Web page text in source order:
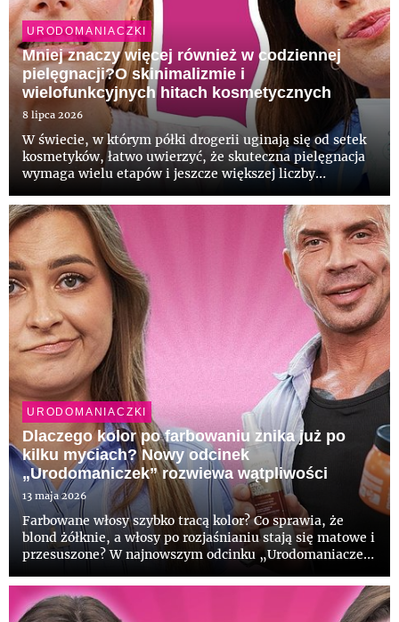
URODOMANIACZKI
Mniej znaczy więcej również w codziennej
pielęgnacji?O skinimalizmie i
wielofunkcyjnych hitach kosmetycznych
8 lipca 2026
W świecie, w którym półki drogerii uginają się od setek
kosmetyków, łatwo uwierzyć, że skuteczna pielęgnacja
wymaga wielu etapów i jeszcze większej liczby
których nasza skóra nie potrzebuje lub które nie
odpowiadają jej pot...
URODOMANIACZKI
Dlaczego kolor po farbowaniu znika już po
kilku myciach? Nowy odcinek
„Urodomaniczek” rozwiewa wątpliwości
13 maja 2026
Farbowane włosy szybko tracą kolor? Co sprawia, że
blond żółknie, a włosy po rozjaśnianiu stają się matowe i
przesuszone? W najnowszym odcinku „Urodomaniaczek
stylista fryzur Bartek Janusz przyglądają się
najczęstszym błędo...